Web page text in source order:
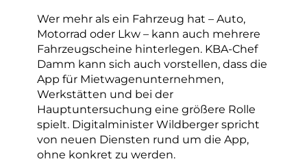
Wer mehr als ein Fahrzeug hat – Auto,
Motorrad oder Lkw – kann auch mehrere
Fahrzeugscheine hinterlegen. KBA-Chef
Damm kann sich auch vorstellen, dass die
App für Mietwagenunternehmen,
Werkstätten und bei der
Hauptuntersuchung eine größere Rolle
spielt. Digitalminister Wildberger spricht
von neuen Diensten rund um die App,
ohne konkret zu werden.